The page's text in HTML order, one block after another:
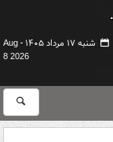
شنبه ۱۷ مرداد ۱۴۰۵ -
Aug
8 2026